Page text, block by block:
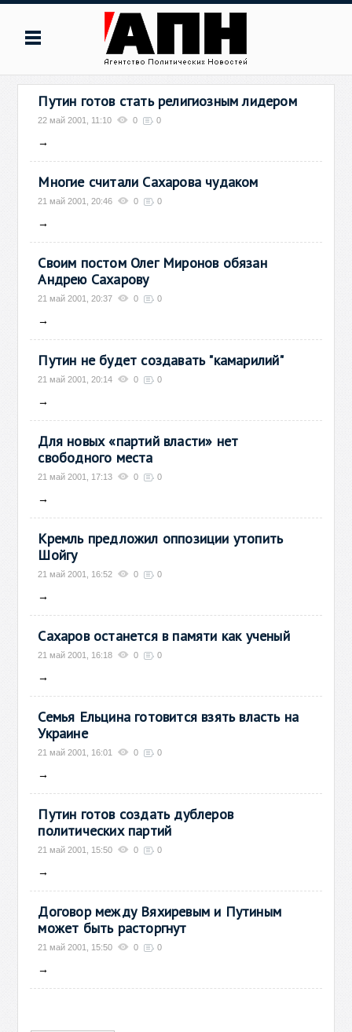
Путин готов стать религиозным лидером
22 май 2001, 11:10 0 0
→
Многие считали Сахарова чудаком
21 май 2001, 20:46 0 0
→
Своим постом Олег Миронов обязан
Андрею Сахарову
21 май 2001, 20:37 0 0
→
Путин не будет создавать "камарилий"
21 май 2001, 20:14 0 0
→
Для новых «партий власти» нет
свободного места
21 май 2001, 17:13 0 0
→
Кремль предложил оппозиции утопить
Шойгу
21 май 2001, 16:52 0 0
→
Сахаров останется в памяти как ученый
21 май 2001, 16:18 0 0
→
Семья Ельцина готовится взять власть на
Украине
21 май 2001, 16:01 0 0
→
Путин готов создать дублеров
политических партий
21 май 2001, 15:50 0 0
→
Договор между Вяхиревым и Путиным
может быть расторгнут
21 май 2001, 15:50 0 0
→